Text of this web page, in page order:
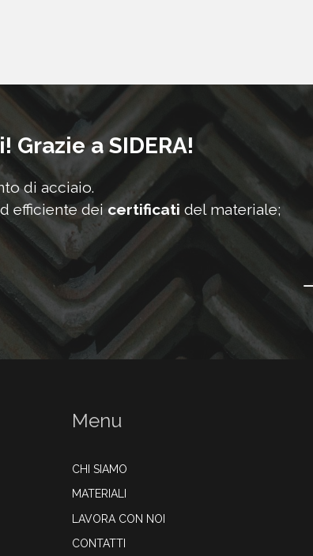
a SIDERA!
di acciaio.
efficiente dei certificati del materiale;
Menu
CHI SIAMO
MATERIALI
LAVORA CON NOI
CONTATTI